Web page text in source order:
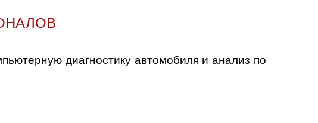
диагностику автомобиля и анализ по